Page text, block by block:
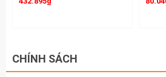
CHÍNH SÁCH